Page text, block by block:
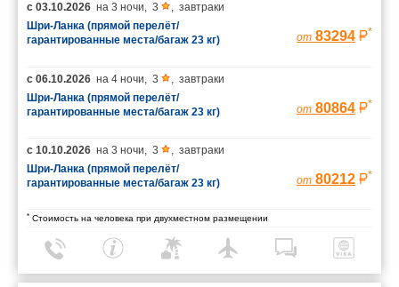
с 03.10.2026 на 3 ночи, 3 , завтраки
Шри-Ланка (прямой перелёт/
гарантированные места/багаж 23 кг)
от 83294 *
с 06.10.2026 на 4 ночи, 3 , завтраки
Шри-Ланка (прямой перелёт/
гарантированные места/багаж 23 кг)
от 80864 *
с 10.10.2026 на 3 ночи, 3 , завтраки
Шри-Ланка (прямой перелёт/
гарантированные места/багаж 23 кг)
от 80212 *
* Стоимость на человека при двухместном размещении